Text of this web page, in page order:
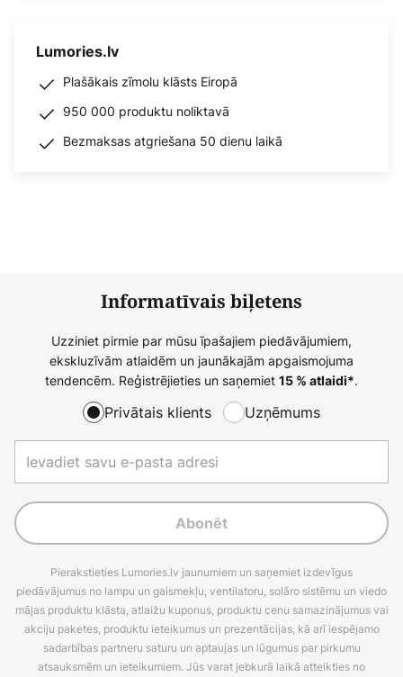
Lumories.lv
Plašākais zīmolu klāsts Eiropā
950 000 produktu noliktavā
Bezmaksas atgriešana 50 dienu laikā
Informatīvais biļetens
Uzziniet pirmie par mūsu īpašajiem piedāvājumiem,
ekskluzīvām atlaidēm un jaunākajām apgaismojuma
tendencēm. Reģistrējieties un saņemiet 15 % atlaidi*.
Privātais klients Uzņēmums
Abonēt
Pierakstieties Lumories.lv jaunumiem un saņemiet izdevīgus
piedāvājumus no lampu un gaismekļu, ventilatoru, solāro sistēmu un viedo
mājas produktu klāsta, atlaižu kuponus, produktu cenu samazinājumus vai
akciju paketes, produktu ieteikumus un prezentācijas, kā arī iespējamo
sadarbības partneru saturu un aptaujas un lūgumus par pirkumu
atsauksmēm un ieteikumiem. Jūs varat jebkurā laikā atteikties no